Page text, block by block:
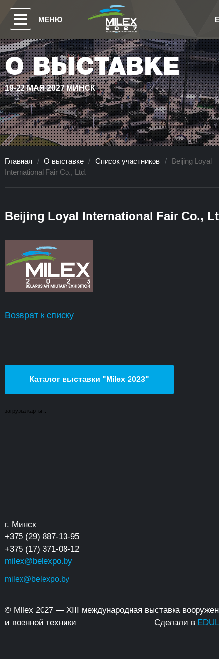
МЕНЮ
О ВЫСТАВКЕ
19-22 МАЯ 2027 МИНСК
Главная / О выставке / Список участников /
Beijing Loyal
International Fair Co., Ltd.
Beijing Loyal International Fair Co.,
Возврат к списку
Каталог выставки "Milex-2023"
загрузка карты...
г. Минск
+375 (29) 887-13-95
+375 (17) 371-08-12
milex@belexpo.by
milex@belexpo.by
© Milex 2027 — XIII международная выставка
и военной техники
Сделали в